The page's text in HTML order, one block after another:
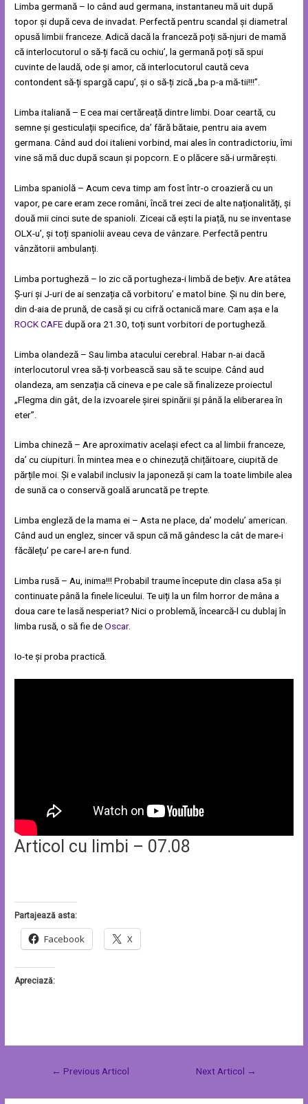
Limba germană – Io când aud germana, instantaneu mă uit după
topor și după ceva de invadat. Perfectă pentru scandal și diametral
opusă limbii franceze. Adică dacă la franceză poți să-njuri de mamă
că interlocutorul o să-ți facă cu ochiu’, la germană poți să spui
cuvinte de laudă, ode și amor, că interlocutorul caută ceva
contondent să-ți spargă capu’, și o să-ți zică „ba p-a mă-tii!!!”.
Limba italiană – E cea mai certăreață dintre limbi. Doar ceartă, cu
semne și gesticulații specifice, da’ fără bătaie, pentru aia avem
germana. Când aud doi italieni vorbind, mai ales în contradictoriu, îmi
vine să mă duc după scaun și popcorn. E o plăcere să-i urmărești.
Limba spaniolă – Acum ceva timp am fost într-o croazieră cu un
vapor, pe care eram zece români, încă trei zeci de alte naționalități, și
două mii cinci sute de spanioli. Ziceai că ești la piață, nu se inventase
OLX-u’, și toți spaniolii aveau ceva de vânzare. Perfectă pentru
vânzătorii ambulanți.
Limba portugheză – Io zic că portugheza-i limbă de bețiv. Are atâtea
Ș-uri și J-uri de ai senzația că vorbitoru’ e matol bine. Și nu din bere,
din d-aia de prună, de casă și cu cifră octanică mare. Cam așa e la
ROCK CAFEdupă ora 21.30, toți sunt vorbitori de portugheză.
Limba olandeză – Sau limba atacului cerebral. Habar n-ai dacă
interlocutorul vrea să-ți vorbească sau să te scuipe. Când aud
olandeza, am senzația că cineva e pe cale să finalizeze proiectul
„Flegma din gât, de la izvoarele șirei spinării și până la eliberarea în
eter”.
Limba chineză – Are aproximativ același efect ca al limbii franceze,
da’ cu ciupituri. În mintea mea e o chinezuță chițăitoare, ciupită de
părțile moi. Și e valabil inclusiv la japoneză și cam la toate limbile alea
de sună ca o conservă goală aruncată pe trepte.
Limba engleză de la mama ei – Asta ne place, da’ modelu’ american.
Când aud un englez, sincer vă spun că mă gândesc la cât de mare-i
făcălețu’ pe care-l are-n fund.
Limba rusă – Au, inima!!! Probabil traume începute din clasa a5a și
continuate până la finele liceului. Te uiți la un film horror de mâna a
doua care te lasă nesperiat? Nici o problemă, încearcă-l cu dublaj în
limba rusă, o să fie deOscar.
Io-te și proba practică.
Articol cu limbi – 07.08
Partajează asta:
Facebook X
Apreciază:
← Previous Articol Next Articol →